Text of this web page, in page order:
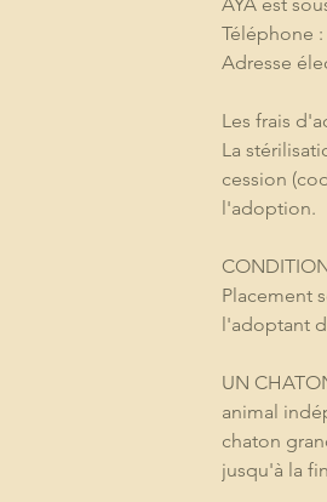
Téléphone :
Adresse
Les frais
La
cession
l'adoption.
Placement
l'adoptant
UN
animal
chaton
jusqu'à la